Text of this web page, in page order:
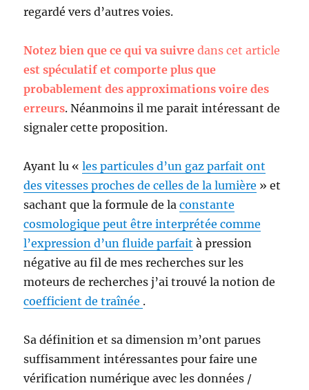
regardé vers d’autres voies.
Notez bien que ce qui va suivre dans cet article
est spéculatif et comporte plus que
probablement des approximations voire des
erreurs. Néanmoins il me parait intéressant de
signaler cette proposition.
Ayant lu «les particules d’un gaz parfait ont
des vitesses proches de celles de la lumière » et
sachant que la formule de laconstante
cosmologique peut être interprétée comme
l’expression d’un fluide parfait à pression
négative au fil de mes recherches sur les
moteurs de recherches j’ai trouvé la notion de
coefficient de traînée .
Sa définition et sa dimension m’ont parues
suffisamment intéressantes pour faire une
vérification numérique avec les données /